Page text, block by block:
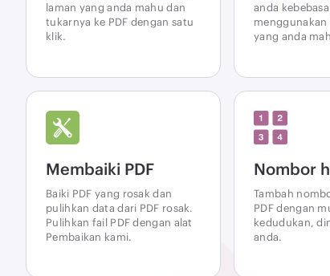
laman yang anda mahu dan
tukarnya ke PDF dengan satu
klik.
anda
menggunakan
yang anda
Membaiki PDF
Baiki PDF yang rosak dan
pulihkan data dari PDF rosak.
Pulihkan fail PDF dengan alat
Pembaikan kami.
Nombor
Tambah
PDF dengan
kedudukan,
anda.